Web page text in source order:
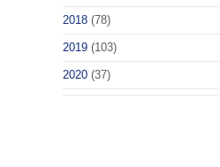
2018 (78)
2019 (103)
2020 (37)